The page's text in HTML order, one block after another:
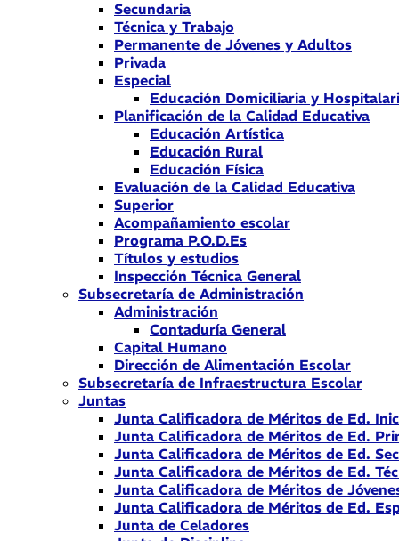
Secundaria
Técnica y Trabajo
Permanente de Jóvenes y Adultos
Privada
Especial
Educación Domiciliaria y
Planificación de la Calidad Educativa
Educación Artística
Educación Rural
Educación Física
Evaluación de la Calidad Educativa
Superior
Acompañamiento escolar
Programa P.O.D.Es
Títulos y estudios
Inspección Técnica General
Subsecretaría de Administración
Administración
Contaduría General
Capital Humano
Dirección de Alimentación Escolar
Subsecretaría de Infraestructura Escolar
Juntas
Junta Calificadora de Méritos de Ed.
Junta Calificadora de Méritos de Ed.
Junta Calificadora de Méritos de Ed.
Junta Calificadora de Méritos de Ed.
Junta Calificadora de Méritos de
Junta Calificadora de Méritos de Ed.
Junta de Celadores